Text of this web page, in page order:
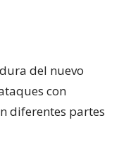
del nuevo
con
diferentes partes